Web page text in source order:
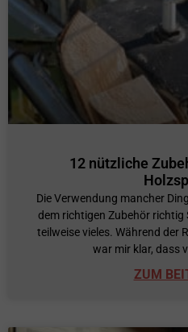
12 nützliche
Die Verwendung mancher
dem richtigen Zubehör richtig
teilweise vieles. Während der
war mir klar, dass
ZUM